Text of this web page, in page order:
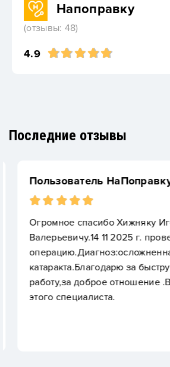
Напоправку
(отзывы: 48)
4.9
Последние отзывы
Пользователь НаПоправку
Огромное спасибо Хижняку
Валерьевичу.14 11 2025 г.
операцию.Диагноз:осложненная
катаракта.Благодарю за
работу,за доброе отношение
этого специалиста.